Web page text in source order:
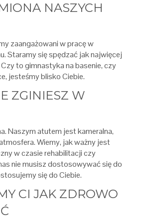
NASZYCH
zaangażowani w pracę w
Staramy się spędzać jak najwięcej
to gimnastyka na basenie, czy
jesteśmy blisko Ciebie.
ZGINIESZ W
Naszym atutem jest kameralna,
Wiemy, jak ważny jest
w czasie rehabilitacji czy
nie musisz dostosowywać się do
się do Ciebie.
CI JAK ZDROWO